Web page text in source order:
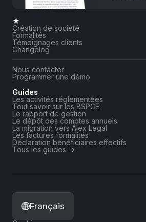
★
Création de société
Formalités
Témoignages clients
Changelog
Nous contacter
Programmer une démo
Guides
Les activités réglementées
Tout savoir sur les BSPCE
Le rapport de gestion
Le dépôt des comptes annuels
La migration vers Alex Legal
Les factures formalités
Déclaration bénéficiaires effectifs
Tous les guides ->
Français